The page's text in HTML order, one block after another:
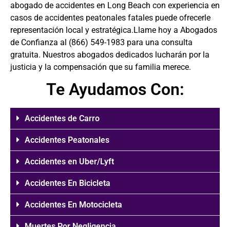
abogado de accidentes en Long Beach con experiencia en
casos de accidentes peatonales fatales puede ofrecerle
representación local y estratégica.Llame hoy a Abogados
de Confianza al (866) 549-1983 para una consulta
gratuita. Nuestros abogados dedicados lucharán por la
justicia y la compensación que su familia merece.
Te Ayudamos Con:
Accidentes de Carro
Accidentes Peatonales
Accidentes en Uber/Lyft
Accidentes En Bicicleta
Accidentes En Motocicleta